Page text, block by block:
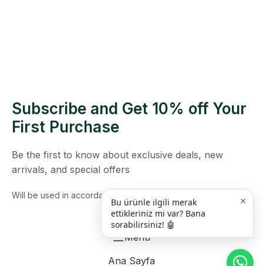
Subscribe and Get 10% off Your
First Purchase
Be the first to know about exclusive deals, new
arrivals, and special offers
Will be used in accordance with our
Menü
Ana Sayfa
Bu ürünle ilgili merak
ettikleriniz mi var? Bana
sorabilirsiniz! 🤖
×